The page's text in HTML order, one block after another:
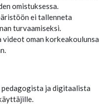
omistuksessa.
ei tallenneta
turvaamiseksi.
oman korkeakoulunsa
ja digitaalista